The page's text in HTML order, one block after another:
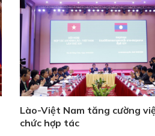
Lào-Việt Nam tăng cường
chức hợp tác